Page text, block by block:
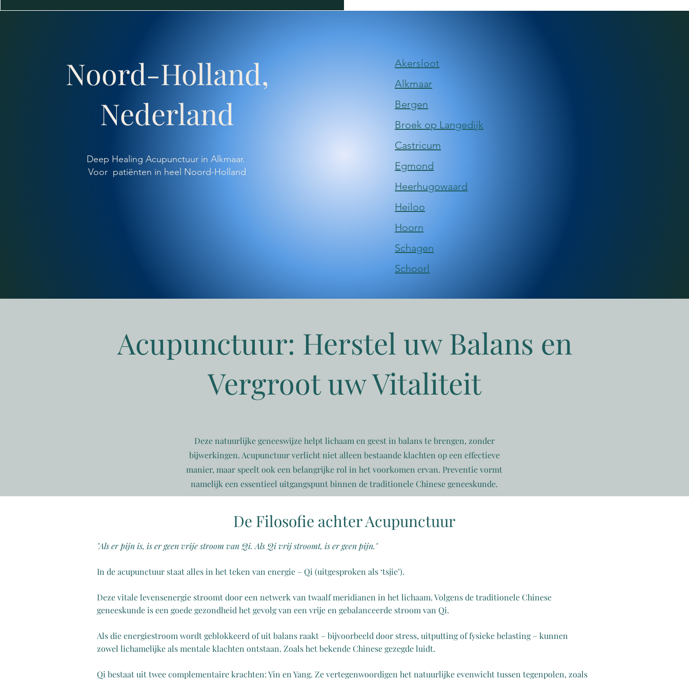
Noord-Holland,
Nederland
Deep Healing Acupunctuur in Alkmaar.
Voor patiënten in heel Noord-Holland
​Akersloot
​Alkmaar
​Bergen
Broek op Langedijk
​Castricum
Egmond
​Heerhugowaard
​Heiloo
Hoorn
​Schagen
​Schoorl
Acupunctuur: Herstel uw Balans en
Vergroot uw Vitaliteit
Deze natuurlijke geneeswijze helpt lichaam en geest in balans te brengen, zonder
bijwerkingen. Acupunctuur verlicht niet alleen bestaande klachten op een effectieve
manier, maar speelt ook een belangrijke rol in het voorkomen ervan. Preventie vormt
namelijk een essentieel uitgangspunt binnen de traditionele Chinese geneeskunde.
De Filosofie achter Acupunctuur
"Als er pijn is, is er geen vrije stroom van Qi. Als Qi vrij stroomt, is er geen pijn."
In de acupunctuur staat alles in het teken van energie – Qi (uitgesproken als ‘tsjie’).
Deze vitale levensenergie stroomt door een netwerk van twaalf meridianen in het lichaam. Volgens de traditionele Chinese
geneeskunde is een goede gezondheid het gevolg van een vrije en gebalanceerde stroom van Qi.
Als die energiestroom wordt geblokkeerd of uit balans raakt – bijvoorbeeld door stress, uitputting of fysieke belasting – kunnen
zowel lichamelijke als mentale klachten ontstaan. Zoals het bekende Chinese gezegde luidt.
Qi bestaat uit twee complementaire krachten: Yin en Yang. Ze vertegenwoordigen het natuurlijke evenwicht tussen tegenpolen, zoals